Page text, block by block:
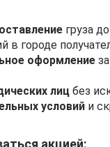
груза
в городе
оформление
лиц без
условий и
акцией: